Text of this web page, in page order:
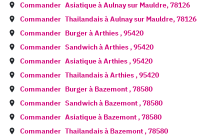
Commander Asiatique àAulnay sur Mauldre,78126
Commander Thailandais àAulnay sur Mauldre,78126
Commander Burger àArthies ,95420
Commander Sandwich àArthies ,95420
Commander Asiatique àArthies ,95420
Commander Thailandais àArthies ,95420
Commander Burger à Bazemont ,78580
Commander Sandwich à Bazemont ,78580
Commander Asiatique à Bazemont ,78580
Commander Thailandais à Bazemont ,78580